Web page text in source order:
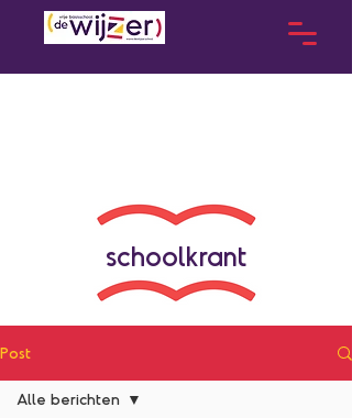
schoolkrant
Post
Alle berichten